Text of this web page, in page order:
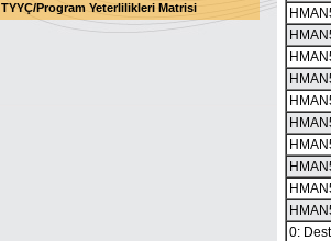
TYYÇ/Program Yeterlilikleri Matrisi
0: